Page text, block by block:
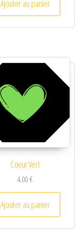
Ajouter au panier
Coeur Vert
4,00€
Ajouter au panier